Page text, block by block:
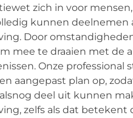
zich in voor
kunnen deelnemen
Door
mee te draaien met de
Onze professional
aangepast plan op,
deel uit kunnen
zelfs als dat betekent